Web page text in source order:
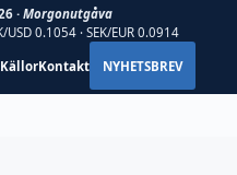
·Morgonutgåva
USD 0.1054 · SEK/EUR 0.0914
KällorKontakt NYHETSBREV